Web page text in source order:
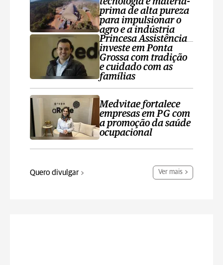
prima de alta pureza
para impulsionar o
agro e a indústria
Princesa Assistência
investe em Ponta
Grossa com tradição
e cuidado com as
famílias
Medvitae fortalece
empresas em PG com
a promoção da saúde
ocupacional
Quero divulgar Ver mais